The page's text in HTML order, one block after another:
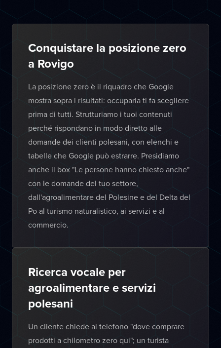
Conquistare la posizione zero
a Rovigo
La posizione zero è il riquadro che Google
mostra sopra i risultati: occuparla ti fa scegliere
prima di tutti. Strutturiamo i tuoi contenuti
perché rispondano in modo diretto alle
domande dei clienti polesani, con elenchi e
tabelle che Google può estrarre. Presidiamo
anche il box "Le persone hanno chiesto anche"
con le domande del tuo settore,
dall'agroalimentare del Polesine e del Delta del
Po al turismo naturalistico, ai servizi e al
commercio.
Ricerca vocale per
agroalimentare e servizi
polesani
Un cliente chiede al telefono "dove comprare
prodotti a chilometro zero qui"; un turista